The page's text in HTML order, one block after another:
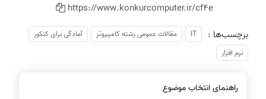
https://www.konkurcomputer.ir/cf4e
برچسب‌ها :
IT مقالات عمومی رشته کامپیوتر
آمادگی برای کنکور
نرم افزار
راهنمای انتخاب موضوع